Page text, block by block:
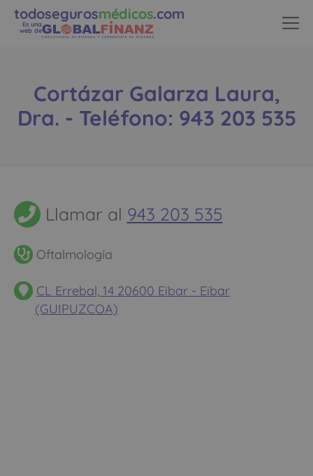
todosegurosmédicos.com
Es una
web de
Cortázar Galarza Laura,
Dra. - Teléfono: 943 203 535
Llamar al 943 203 535
Oftalmología
CL Errebal, 14 20600 Eibar - Eibar
(GUIPUZCOA)